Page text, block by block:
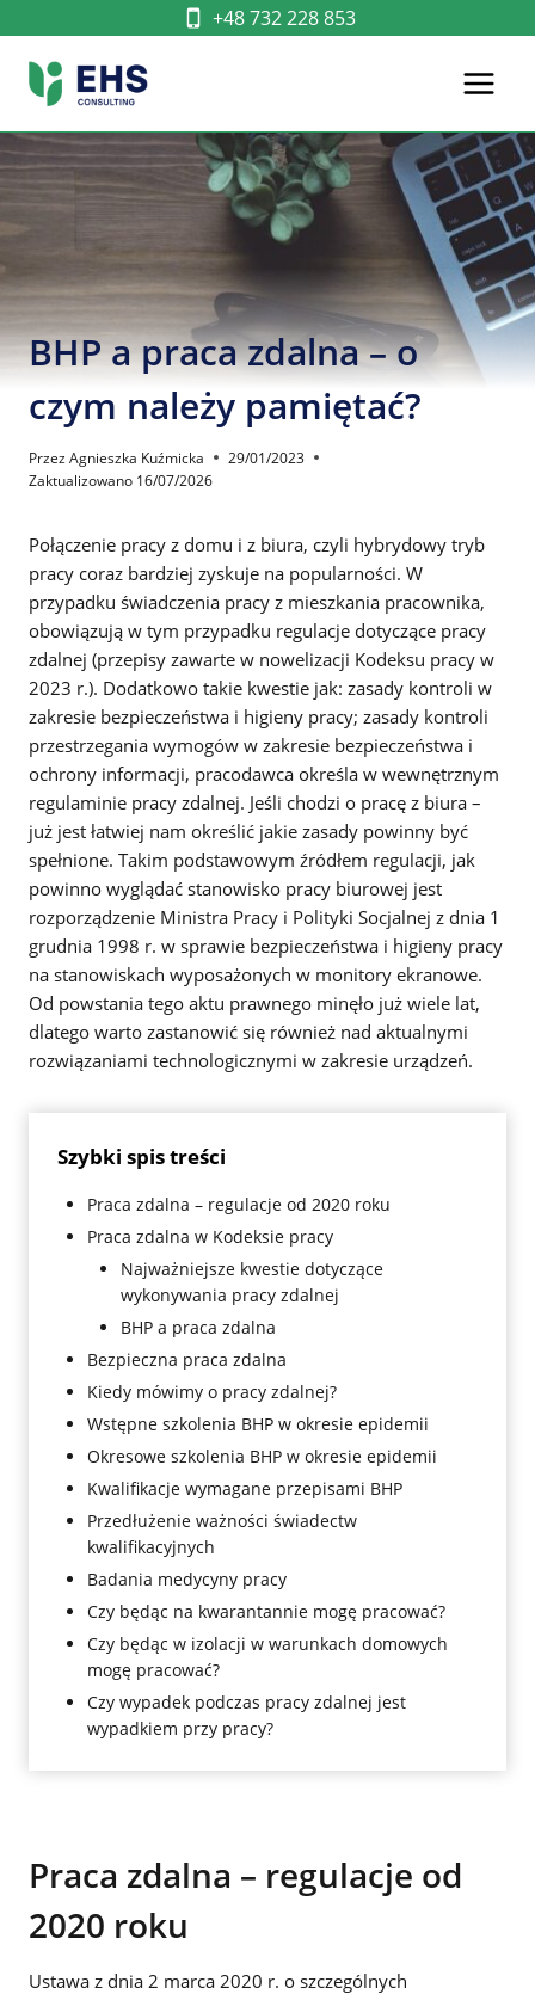
do
treści
+48 732 228 853
BHP a praca zdalna – o
czym należy pamiętać?
PrzezAgnieszka Kuźmicka
29/01/2023
Zaktualizowano 16/07/2026
Połączenie pracy z domu i z biura, czyli hybrydowy tryb
pracy coraz bardziej zyskuje na popularności. W
przypadku świadczenia pracy z mieszkania pracownika,
obowiązują w tym przypadku regulacje dotyczące pracy
zdalnej (przepisy zawarte w nowelizacji Kodeksu pracy w
2023 r.). Dodatkowo takie kwestie jak: zasady kontroli w
zakresie bezpieczeństwa i higieny pracy; zasady kontroli
przestrzegania wymogów w zakresie bezpieczeństwa i
ochrony informacji, pracodawca określa w wewnętrznym
regulaminie pracy zdalnej. Jeśli chodzi o pracę z biura –
już jest łatwiej nam określić jakie zasady powinny być
spełnione. Takim podstawowym źródłem regulacji, jak
powinno wyglądać stanowisko pracy biurowej jest
rozporządzenie Ministra Pracy i Polityki Socjalnej z dnia 1
grudnia 1998 r. w sprawie bezpieczeństwa i higieny pracy
na stanowiskach wyposażonych w monitory ekranowe.
Od powstania tego aktu prawnego minęło już wiele lat,
dlatego warto zastanowić się również nad aktualnymi
rozwiązaniami technologicznymi w zakresie urządzeń.
Szybki spis treści
Praca zdalna – regulacje od 2020 roku
Praca zdalna w Kodeksie pracy
Najważniejsze kwestie dotyczące
wykonywania pracy zdalnej
BHP a praca zdalna
Bezpieczna praca zdalna
Kiedy mówimy o pracy zdalnej?
Wstępne szkolenia BHP w okresie epidemii
Okresowe szkolenia BHP w okresie epidemii
Kwalifikacje wymagane przepisami BHP
Przedłużenie ważności świadectw
kwalifikacyjnych
Badania medycyny pracy
Czy będąc na kwarantannie mogę pracować?
Czy będąc w izolacji w warunkach domowych
mogę pracować?
Czy wypadek podczas pracy zdalnej jest
wypadkiem przy pracy?
Praca zdalna – regulacje od
2020 roku
Ustawa z dnia 2 marca 2020 r. o szczególnych